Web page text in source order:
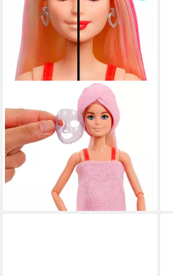
Anziehpuppe Barbie Party
Unboxed Barbie Glam Barbie
Serie - rote Puppe
ab 24,71 €
UVP29,99 €
-18%
lieferbar - in 1-2 Werktagen bei dir